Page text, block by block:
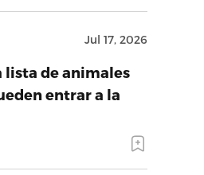
Jul 17, 2026
lista de animales
entrar a la